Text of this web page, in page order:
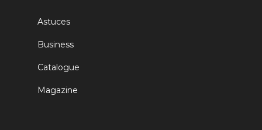
Astuces
Business
Catalogue
Magazine